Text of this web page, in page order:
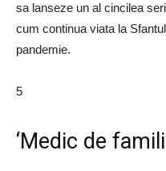
sa lanseze un al cincilea
cum continua viata la
pandemie.
5
‘Medic de